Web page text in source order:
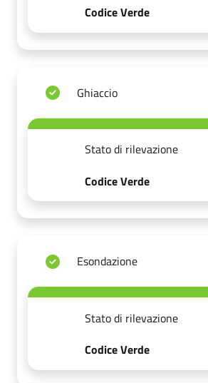
Codice Verde
Ghiaccio
Stato di rilevazione
Codice Verde
Esondazione
Stato di rilevazione
Codice Verde